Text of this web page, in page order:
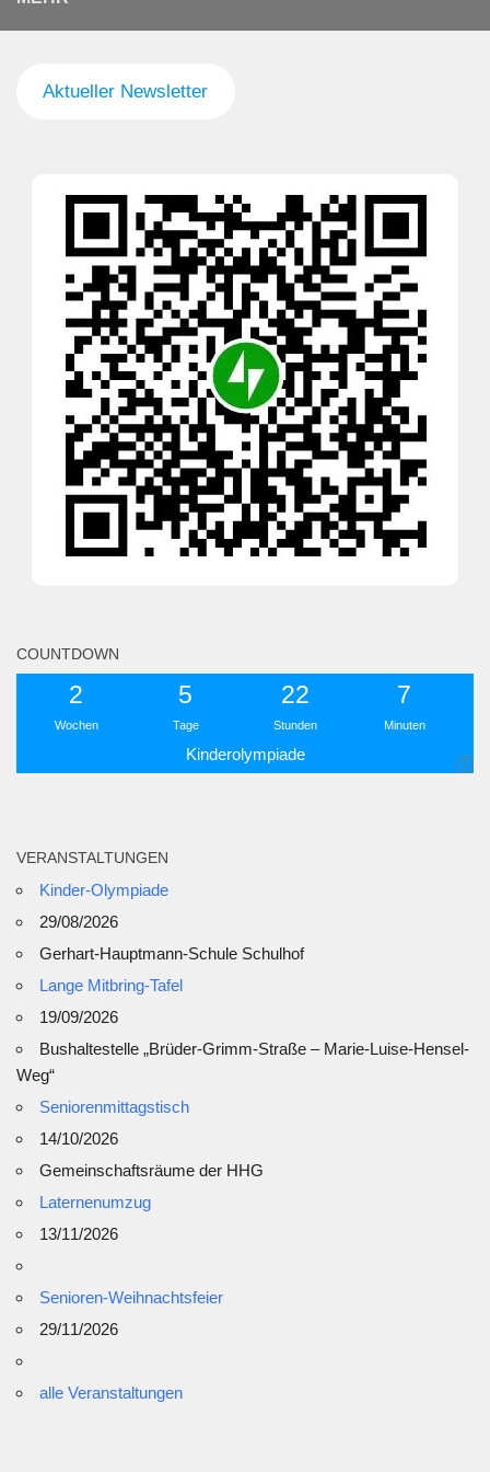
Aktueller Newsletter
COUNTDOWN
2
Wochen
5
Tage
22
Stunden
7
Minuten
Kinderolympiade
i
VERANSTALTUNGEN
Kinder-Olympiade
29/08/2026
Gerhart-Hauptmann-Schule Schulhof
Lange Mitbring-Tafel
19/09/2026
Bushaltestelle „Brüder-Grimm-Straße – Marie-Luise-Hensel-
Weg“
Seniorenmittagstisch
14/10/2026
Gemeinschaftsräume der HHG
Laternenumzug
13/11/2026
Senioren-Weihnachtsfeier
29/11/2026
alle Veranstaltungen